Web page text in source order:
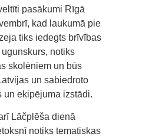
pasākumi Rīgā
kad laukumā pie
tiks iedegts brīvības
notiks
skolēniem un būs
un sabiedroto
un ekipējuma izstādi.
Lāčplēša dienā
notiks tematiskas